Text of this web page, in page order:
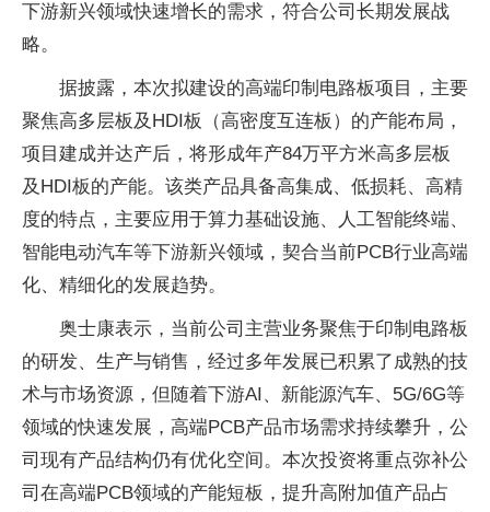
下游新兴领域快速增长的需求，符合公司长期发展战
略。
据披露，本次拟建设的高端印制电路板项目，主要
聚焦高多层板及HDI板（高密度互连板）的产能布局，
项目建成并达产后，将形成年产84万平方米高多层板
及HDI板的产能。该类产品具备高集成、低损耗、高精
度的特点，主要应用于算力基础设施、人工智能终端、
智能电动汽车等下游新兴领域，契合当前PCB行业高端
化、精细化的发展趋势。
奥士康表示，当前公司主营业务聚焦于印制电路板
的研发、生产与销售，经过多年发展已积累了成熟的技
术与市场资源，但随着下游AI、新能源汽车、5G/6G等
领域的快速发展，高端PCB产品市场需求持续攀升，公
司现有产品结构仍有优化空间。本次投资将重点弥补公
司在高端PCB领域的产能短板，提升高附加值产品占